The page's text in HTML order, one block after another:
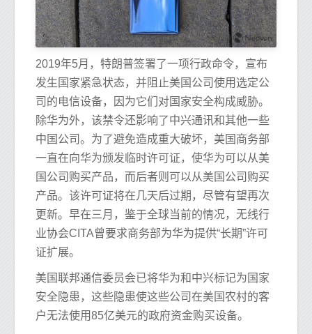
2019年5月，特朗普签署了一项行政命令，宣布
发生国家紧急状态，并阻止美国公司使用选定公
司的电信设备，因为它们对国家安全构成威胁。
除华为外，该禁令还影响了中兴通讯和其他一些
中国公司。为了避免造成重大破坏，美国商务部
一直在向华为颁发临时许可证，使华为可以从美
国公司购买产品，而后者则可以从美国公司购买
产品。该许可证将在几天后过期，尽管有望再次
更新。早在三月，鉴于全球当前的情况，无线行
业协会CITA曾要求商务部为华为提供“长期”许可
证扩展。
美国联邦通信委员会已将华为和中兴标记为国家
安全隐患，这些隐患使这些公司在美国农村的客
户无法使用85亿美元的政府资金购买设备。